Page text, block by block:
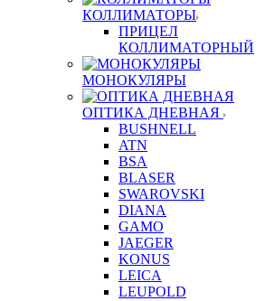
КОЛЛИМАТОРЫ
ПРИЦЕЛ
КОЛЛИМАТОРНЫЙ
МОНОКУЛЯРЫ
ОПТИКА ДНЕВНАЯ
BUSHNELL
ATN
BSA
BLASER
SWAROVSKI
DIANA
GAMO
JAEGER
KONUS
LEICA
LEUPOLD